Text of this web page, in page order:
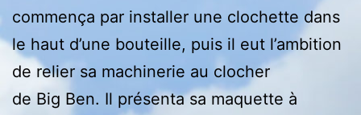
commença par installer une clochette dans
le haut d’une bouteille, puis il eut l’ambition
de relier sa machinerie au clocher
de Big Ben. Il présenta sa maquette à